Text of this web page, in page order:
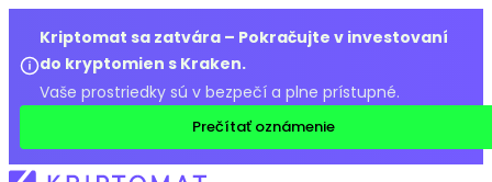
Kriptomat sa zatvára – Pokračujte v investovaní
do kryptomien s Kraken.
Vaše prostriedky sú v bezpečí a plne prístupné.
Prečítať oznámenie